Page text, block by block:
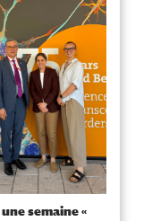
semaine «